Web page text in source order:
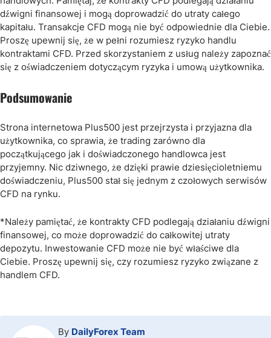
dźwigni finansowej i mogą doprowadzić do utraty całego
kapitału. Transakcje CFD mogą nie być odpowiednie dla Ciebie.
Proszę upewnij się, że w pełni rozumiesz ryzyko handlu
kontraktami CFD. Przed skorzystaniem z usług należy zapoznać
się z oświadczeniem dotyczącym ryzyka i umową użytkownika.
Podsumowanie
Strona internetowa Plus500 jest przejrzysta i przyjazna dla
użytkownika, co sprawia, że trading zarówno dla
początkującego jak i doświadczonego handlowca jest
przyjemny. Nic dziwnego, że dzięki prawie dziesięcioletniemu
doświadczeniu, Plus500 stał się jednym z czołowych serwisów
CFD na rynku.
*Należy pamiętać, że kontrakty CFD podlegają działaniu dźwigni
finansowej, co może doprowadzić do całkowitej utraty
depozytu. Inwestowanie CFD może nie być właściwe dla
Ciebie. Proszę upewnij się, czy rozumiesz ryzyko związane z
handlem CFD.
By DailyForex Team